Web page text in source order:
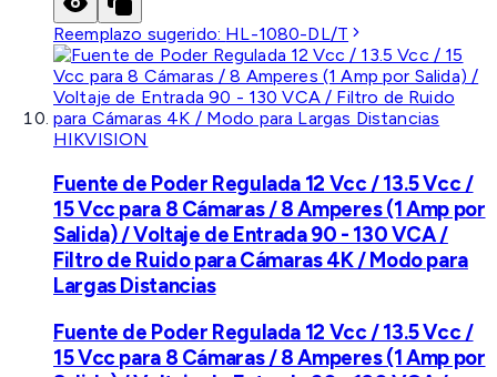
Reemplazo sugerido: HL-1080-DL/T
HIKVISION
Fuente de Poder Regulada 12 Vcc / 13.5 Vcc /
15 Vcc para 8 Cámaras / 8 Amperes (1 Amp por
Salida) / Voltaje de Entrada 90 - 130 VCA /
Filtro de Ruido para Cámaras 4K / Modo para
Largas Distancias
Fuente de Poder Regulada 12 Vcc / 13.5 Vcc /
15 Vcc para 8 Cámaras / 8 Amperes (1 Amp por